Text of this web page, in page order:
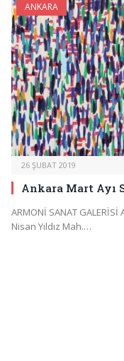
ANKARA
26 ŞUBAT 2019
Ankara Mart Ayı
ARMONİ SANAT
Nisan Yıldız Mah.…